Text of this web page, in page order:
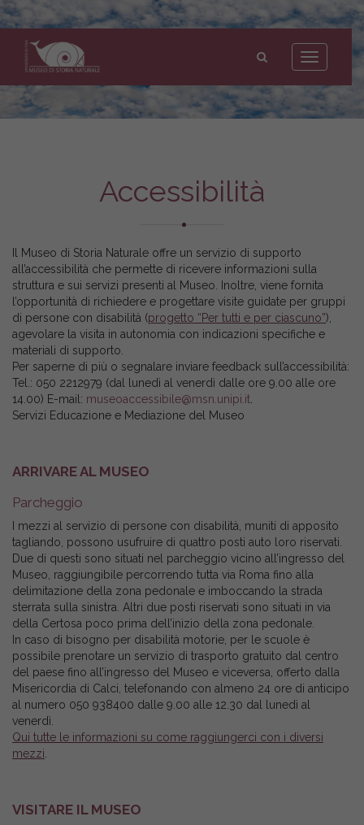
Toggle
navigation
Museo
di
Storia
Naturale
dell'Università
Accessibilità
Il Museo di Storia Naturale offre un servizio di supporto
all’accessibilità che permette di ricevere informazioni sulla
struttura e sui servizi presenti al Museo. Inoltre, viene fornita
l’opportunità di richiedere e progettare visite guidate per gruppi
di persone con disabilità (progetto “Per tutti e per ciascuno”),
agevolare la visita in autonomia con indicazioni specifiche e
materiali di supporto.
Per saperne di più o segnalare inviare feedback sull’accessibilità:
Tel.: 050 2212979 (dal lunedì al venerdì dalle ore 9.00 alle ore
14.00) E-mail: museoaccessibile@msn.unipi.it
Servizi Educazione e Mediazione del Museo
ARRIVARE AL MUSEO
Parcheggio
I mezzi al servizio di persone con disabilità, muniti di apposito
tagliando, possono usufruire di quattro posti auto loro riservati.
Due di questi sono situati nel parcheggio vicino all’ingresso del
Museo, raggiungibile percorrendo tutta via Roma fino alla
delimitazione della zona pedonale e imboccando la strada
sterrata sulla sinistra. Altri due posti riservati sono situati in via
della Certosa poco prima dell’inizio della zona pedonale.
In caso di bisogno per disabilità motorie, per le scuole è
possibile prenotare un servizio di trasporto gratuito dal centro
del paese fino all’ingresso del Museo e viceversa, offerto dalla
Misericordia di Calci, telefonando con almeno 24 ore di anticipo
al numero 050 938400 dalle 9.00 alle 12.30 dal lunedì al
venerdì.
Qui tutte le informazioni su come raggiungerci con i diversi
mezzi
VISITARE IL MUSEO